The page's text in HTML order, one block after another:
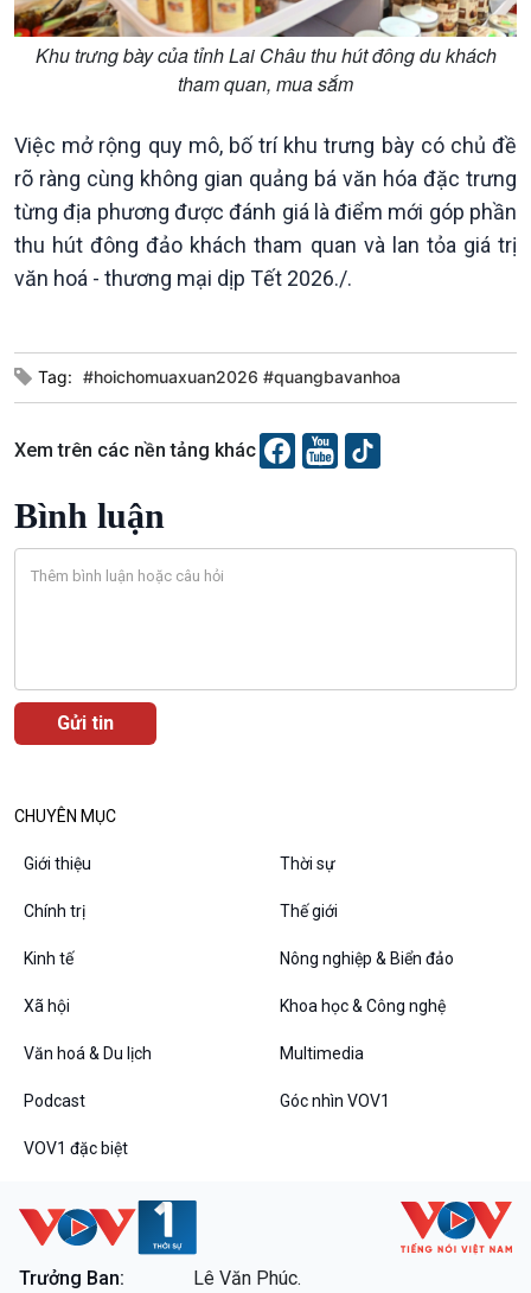
Chuyển đổi Xanh
Tài nguyên và Môi trường
Chuyên gia của bạn
Xã hội chuyển động
Sống chung với biến đổi
khí hậu
Văn hoá & Du lịch
Tin Văn hoá & Du lịch
Câu chuyện Thể thao
Multimedia
Ảnh
Video
Infographic
Podcast
Đối thoại
Diễn đàn chủ nhật
Thanh âm ký sự
Chân dung cuộc sống
Các chương trình đặc biệt
Khu trưng bày của tỉnh Lai Châu thu hút đông du khách
tham quan, mua sắm
Việc mở rộng quy mô, bố trí khu trưng bày có chủ đề
rõ ràng cùng không gian quảng bá văn hóa đặc trưng
từng địa phương được đánh giá là điểm mới góp phần
thu hút đông đảo khách tham quan và lan tỏa giá trị
văn hoá - thương mại dịp Tết 2026./.
Tag: #hoichomuaxuan2026 #quangbavanhoa
Xem trên các nền tảng khác
Bình luận
CHUYÊN MỤC
Giới thiệu Thời sự
Chính trị Thế giới
Kinh tế Nông nghiệp & Biển đảo
Xã hội Khoa học & Công nghệ
Văn hoá & Du lịch Multimedia
Podcast Góc nhìn VOV1
VOV1 đặc biệt
Trưởng Ban: Lê Văn Phúc.